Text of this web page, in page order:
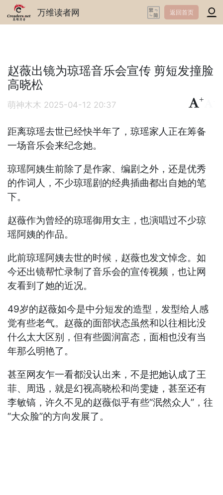
万维读者网 返回首页
赵薇出镜为琼瑶音乐会宣传 剪短发撞脸
高晓松
萌神木木 2025-04-12 20:37
+
距离琼瑶去世已经快半年了，琼瑶家人正在筹备
一场音乐会来纪念她。
琼瑶阿姨生前除了是作家、编剧之外，还是优秀
的作词人，不少琼瑶剧的经典插曲都出自她的笔
下。
赵薇作为曾经的琼瑶御用女主，也演唱过不少琼
瑶阿姨的作品。
此前琼瑶阿姨去世的时候，赵薇也发文悼念。如
今还出镜帮忙录制了音乐会的宣传视频，也让网
友看到了她的近况。
49岁的赵薇如今是中分短发的造型，发型给人感
觉有些老气。赵薇的面部状态虽然和以往相比没
什么太大区别，但有些圆润富态，面相也没有当
年那么明艳了。
甚至网友乍一看都没认出来，不是把她认成了王
菲、周迅，就是幻视高晓松和尚雯婕，甚至还有
李敏镐，许久不见的赵薇似乎有些“泯然众人”，往
“大众脸”的方向发展了。